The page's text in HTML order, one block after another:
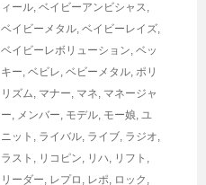
ィール, ベイビーアンビシャス,
ベイビーメタル, ベイビーレイズ,
ベイビーレボリューション, ベッ
キー, ベビレ, ベビーメタル, ポリ
リズム, マナー, マネ, マネージャ
ー, メンバー, モデル, モー娘, ユ
ニット , ライバル, ライブ, ラジオ,
ラスト , リコピン, リハ, リフト ,
リーダー, レプロ , レポ, ロック ,